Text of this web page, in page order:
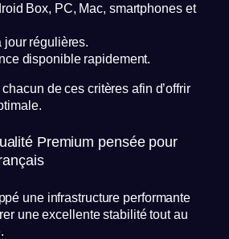
Box, PC, Mac, smartphones et
jour régulières.
disponible rapidement.
de ces critères afin d’offrir
Premium pensée pour
une infrastructure performante
une excellente stabilité tout au